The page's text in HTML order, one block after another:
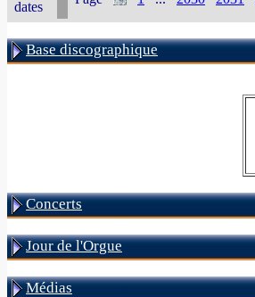
dates
Base discographique
Concerts
Jour de l'Orgue
Médias